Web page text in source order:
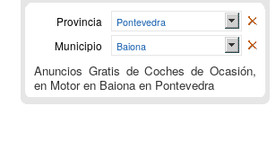
Provincia Pontevedra
Municipio Baiona
Anuncios Gratis de Coches de Ocasión,
en Motor en Baiona en Pontevedra